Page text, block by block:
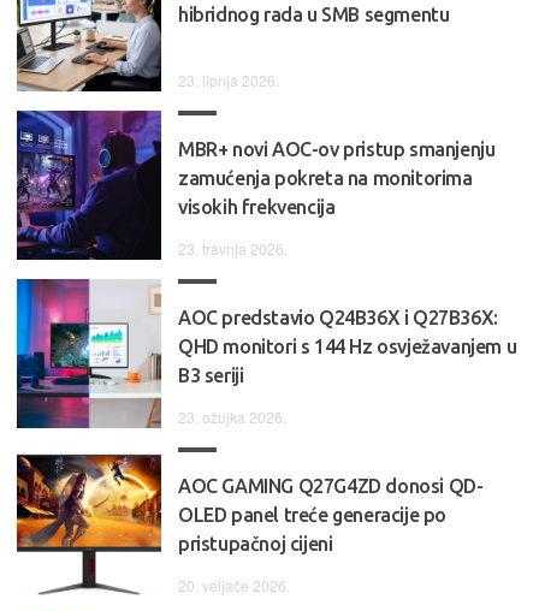
hibridnog rada u SMB segmentu
23. lipnja 2026.
MBR+ novi AOC-ov pristup smanjenju
zamućenja pokreta na monitorima
visokih frekvencija
23. travnja 2026.
AOC predstavio Q24B36X i Q27B36X:
QHD monitori s 144 Hz osvježavanjem u
B3 seriji
23. ožujka 2026.
AOC GAMING Q27G4ZD donosi QD-
OLED panel treće generacije po
pristupačnoj cijeni
20. veljače 2026.